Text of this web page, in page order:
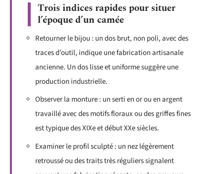
Trois indices rapides pour situer
l’époque d’un camée
Retourner le bijou : un dos brut, non poli, avec des
traces d’outil, indique une fabrication artisanale
ancienne. Un dos lisse et uniforme suggère une
production industrielle.
Observer la monture : un serti en or ou en argent
travaillé avec des motifs floraux ou des griffes fines
est typique des XIXe et début XXe siècles.
Examiner le profil sculpté : un nez légèrement
retroussé ou des traits très réguliers signalent